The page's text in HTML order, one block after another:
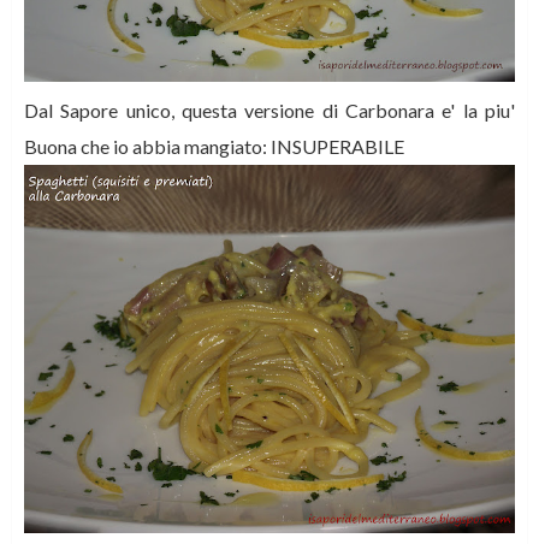
Dal Sapore unico, questa versione di Carbonara e' la piu'
Buona che io abbia mangiato: INSUPERABILE